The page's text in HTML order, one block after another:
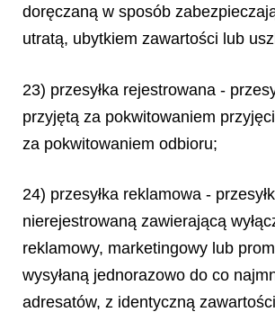
doręczaną w sposób
utratą, ubytkiem zawartości lub
23) przesyłka rejestrowana -
przyjętą za pokwitowaniem
za pokwitowaniem odbioru;
24) przesyłka reklamowa -
nierejestrowaną zawierającą
reklamowy, marketingowy lub
wysyłaną jednorazowo do co
adresatów, z identyczną